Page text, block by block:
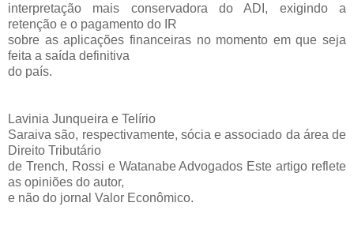
interpretação mais conservadora do ADI, exigindo a
retenção e o pagamento do IR
sobre as aplicações financeiras no momento em que seja
feita a saída definitiva
do país.
Lavinia Junqueira e Telírio
Saraiva são, respectivamente, sócia e associado da área de
Direito Tributário
de Trench, Rossi e Watanabe Advogados Este artigo reflete
as opiniões do autor,
e não do jornal Valor Econômico.